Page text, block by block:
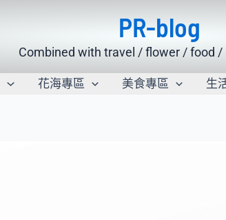
PR-blog
Combined with travel / flower / food /
花海專區 美食專區 生